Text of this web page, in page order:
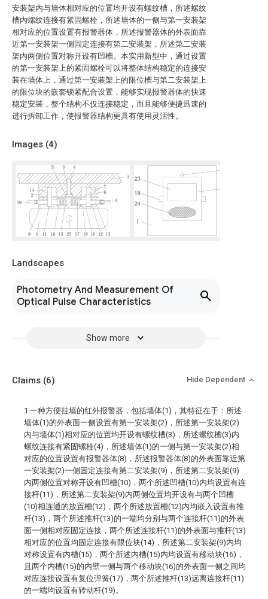
安装架内与墙体相对应的位置均开设有螺纹槽，所述螺纹
槽内螺纹连接有紧固螺栓，所述墙体的一侧与第一安装架
相对应的位置设置有报警器体，所述报警器体的外表面靠
近第一安装架一侧固定连接有第二安装架，所述第二安装
架内两侧位置对称开设有凹槽。本实用新型中，通过设置
的第一安装架上的紧固螺栓可以将整体结构稳定的连接安
装在墙体上，通过第一安装架上的限位槽与第二安装架上
的限位块的嵌套锁紧配合设置，能够实现报警器体的快速
稳定安装，整个结构不仅连接稳定，而且能够便捷迅速的
进行拆卸工作，使报警器结构更具有使用灵活性。
Images (4)
Landscapes
Photometry And Measurement Of
Optical Pulse Characteristics
Show more
Claims (6) Hide Dependent
1.一种方便挂墙的红外报警器，包括墙体(1)，其特征在于：所述
墙体(1)的外表面一侧设置有第一安装架(2)，所述第一安装架(2)
内与墙体(1)相对应的位置均开设有螺纹槽(3)，所述螺纹槽(3)内
螺纹连接有紧固螺栓(4)，所述墙体(1)的一侧与第一安装架(2)相
对应的位置设置有报警器体(8)，所述报警器体(8)的外表面靠近第
一安装架(2)一侧固定连接有第二安装架(9)，所述第二安装架(9)
内两侧位置对称开设有凹槽(10)，两个所述凹槽(10)内均设置有连
接杆(11)，所述第二安装架(9)内两侧位置均开设有与两个凹槽
(10)相连通的放置槽(12)，两个所述放置槽(12)内均嵌入设置有推
杆(13)，两个所述推杆(13)的一端均分别与两个连接杆(11)的外表
面一侧相对应固定连接，两个所述连接杆(11)的外表面与推杆(13)
相对应的位置均固定连接有限位块(14)，所述第二安装架(9)内均
对称设置有内槽(15)，两个所述内槽(15)内均设置有移动块(16)，
且两个内槽(15)的内壁一侧与两个移动块(16)的外表面一侧之间均
对应连接设置有复位弹簧(17)，两个所述推杆(13)远离连接杆(11)
的一端均设置有转动杆(19)。